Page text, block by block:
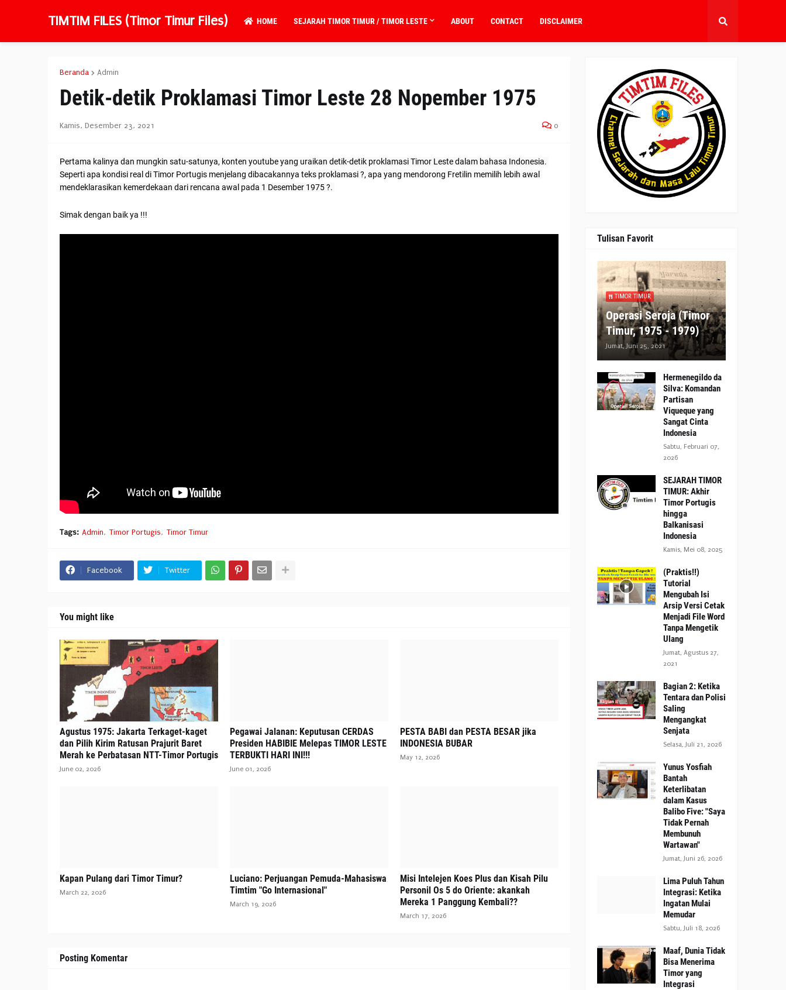
TIMTIM FILES (Timor Timur Files) HOME SEJARAH TIMOR TIMUR / TIMOR LESTE ABOUT CONTACT DISCLAIMER
Beranda Admin
Detik-detik Proklamasi Timor Leste 28 Nopember 1975
Kamis, Desember 23, 2021 0
Pertama kalinya dan mungkin satu-satunya, konten youtube yang uraikan detik-detik proklamasi Timor Leste dalam bahasa Indonesia.
Seperti apa kondisi real di Timor Portugis menjelang dibacakannya teks proklamasi ?, apa yang mendorong Fretilin memilih lebih awal
mendeklarasikan kemerdekaan dari rencana awal pada 1 Desember 1975 ?.
Simak dengan baik ya !!!
Tags: Admin Timor Portugis Timor Timur
Facebook Twitter
You might like
Agustus 1975: Jakarta Terkaget-kaget
dan Pilih Kirim Ratusan Prajurit Baret
Merah ke Perbatasan NTT-Timor Portugis
June 02, 2026
Pegawai Jalanan: Keputusan CERDAS
Presiden HABIBIE Melepas TIMOR LESTE
TERBUKTI HARI INI!!!
June 01, 2026
PESTA BABI dan PESTA BESAR jika
INDONESIA BUBAR
May 12, 2026
Kapan Pulang dari Timor Timur?
March 22, 2026
Luciano: Perjuangan Pemuda-Mahasiswa
Timtim "Go Internasional"
March 19, 2026
Misi Intelejen Koes Plus dan Kisah Pilu
Personil Os 5 do Oriente: akankah
Mereka 1 Panggung Kembali??
March 17, 2026
Posting Komentar
Tulisan Favorit
TIMOR TIMUR
Operasi Seroja (Timor
Timur, 1975 - 1979)
Jumat, Juni 25, 2021
Hermenegildo da
Silva: Komandan
Partisan
Viqueque yang
Sangat Cinta
Indonesia
Sabtu, Februari 07,
2026
SEJARAH TIMOR
TIMUR: Akhir
Timor Portugis
hingga
Balkanisasi
Indonesia
Kamis, Mei 08, 2025
(Praktis!!)
Tutorial
Mengubah Isi
Arsip Versi Cetak
Menjadi File Word
Tanpa Mengetik
Ulang
Jumat, Agustus 27,
2021
Bagian 2: Ketika
Tentara dan Polisi
Saling
Mengangkat
Senjata
Selasa, Juli 21, 2026
Yunus Yosfiah
Bantah
Keterlibatan
dalam Kasus
Balibo Five: "Saya
Tidak Pernah
Membunuh
Wartawan"
Jumat, Juni 26, 2026
Lima Puluh Tahun
Integrasi: Ketika
Ingatan Mulai
Memudar
Sabtu, Juli 18, 2026
Maaf, Dunia Tidak
Bisa Menerima
Timor yang
Integrasi